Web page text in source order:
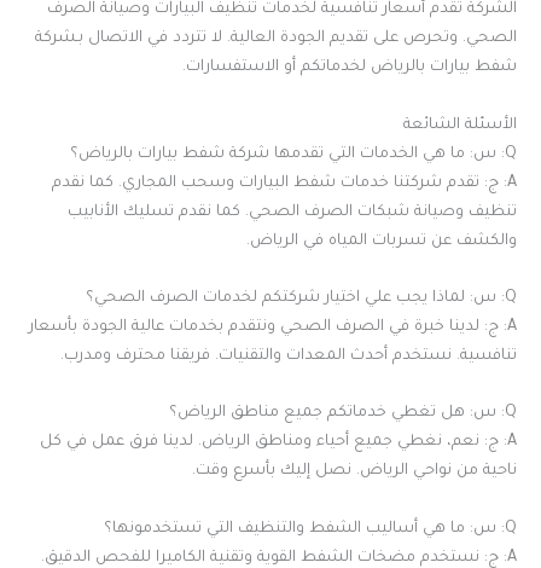
الشركة تقدم أسعار تنافسية لخدمات تنظيف البيارات وصيانة الصرف
الصحي. وتحرص على تقديم الجودة العالية. لا تتردد في الاتصال بـشركة
شفط بيارات بالرياض لخدماتكم أو الاستفسارات.
الأسئلة الشائعة
Q: س: ما هي الخدمات التي تقدمها شركة شفط بيارات بالرياض؟
A: ج: تقدم شركتنا خدمات شفط البيارات وسحب المجاري. كما نقدم
تنظيف وصيانة شبكات الصرف الصحي. كما نقدم تسليك الأنابيب
والكشف عن تسربات المياه في الرياض.
Q: س: لماذا يجب علي اختيار شركتكم لخدمات الصرف الصحي؟
A: ج: لدينا خبرة في الصرف الصحي ونتقدم بخدمات عالية الجودة بأسعار
تنافسية. نستخدم أحدث المعدات والتقنيات. فريقنا محترف ومدرب.
Q: س: هل تغطي خدماتكم جميع مناطق الرياض؟
A: ج: نعم، نغطي جميع أحياء ومناطق الرياض. لدينا فرق عمل في كل
ناحية من نواحي الرياض. نصل إليك بأسرع وقت.
Q: س: ما هي أساليب الشفط والتنظيف التي تستخدمونها؟
A: ج: نستخدم مضخات الشفط القوية وتقنية الكاميرا للفحص الدقيق.